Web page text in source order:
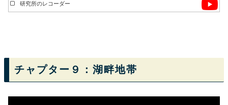
研究所のレコーダー
チャプター９：湖畔地帯